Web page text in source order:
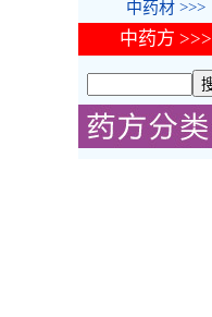
中药材 >>>
中药方 >>>